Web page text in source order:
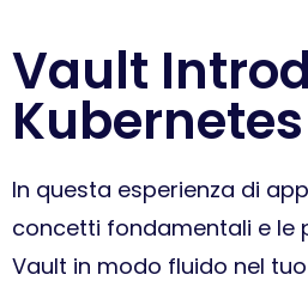
Vault
Kubernetes
In questa esperienza di
concetti fondamentali e le
Vault in modo fluido nel